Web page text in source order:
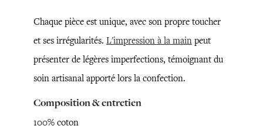
Chaque pièce est unique, avec son propre toucher
et ses irrégularités. L'impression à la main peut
présenter de légères imperfections, témoignant du
soin artisanal apporté lors la confection.
Composition & entretien
100% coton